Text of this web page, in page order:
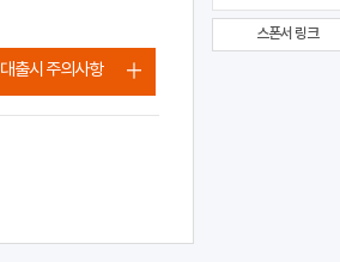
대출시 주의사항
스폰서 링크